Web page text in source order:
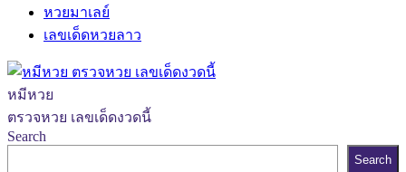
หวยมาเลย์
เลขเด็ดหวยลาว
หมีหวย
ตรวจหวย เลขเด็ดงวดนี้
Search
Search